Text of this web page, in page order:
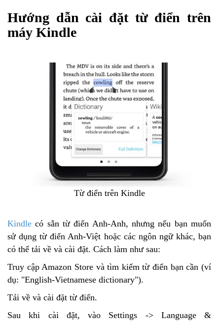
Hướng dẫn cài đặt từ điển trên
máy Kindle
Từ điển trên Kindle
Kindle có sẵn từ điển Anh-Anh, nhưng nếu bạn muốn
sử dụng từ điển Anh-Việt hoặc các ngôn ngữ khác, bạn
có thể tải về và cài đặt. Cách làm như sau:
Truy cập Amazon Store và tìm kiếm từ điển bạn cần (ví
dụ: "English-Vietnamese dictionary").
Tải về và cài đặt từ điển.
Sau khi cài đặt, vào Settings -> Language &